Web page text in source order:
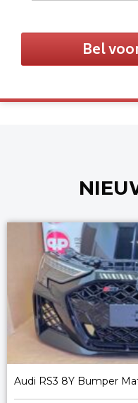
Bel
Audi RS3 8Y Bumper